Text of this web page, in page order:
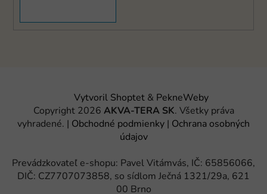
Vytvoril Shoptet& PekneWeby
Copyright 2026 AKVA-TERA SK. Všetky práva
vyhradené. | Obchodné podmienky | Ochrana osobných
údajov
Prevádzkovateľ e-shopu: Pavel Vitámvás, IČ: 65856066,
DIČ: CZ7707073858, so sídlom Ječná 1321/29a, 621
00 Brno